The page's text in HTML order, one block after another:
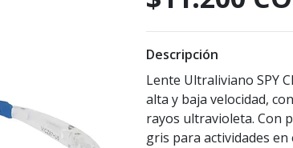
Descripción
Lente Ultraliviano SPY
alta y baja velocidad,
rayos ultravioleta. Con
gris para actividades en